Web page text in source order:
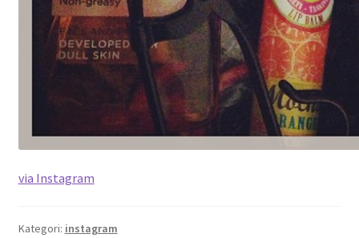
via Instagram
Kategori: instagram